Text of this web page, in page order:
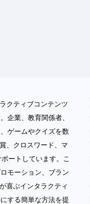
クティブコンテンツ
企業、教育関係者、
ゲームやクイズを数
、クロスワード、マ
ートしています。こ
モーション、ブラン
喜ぶインタラクティ
する簡単な方法を提